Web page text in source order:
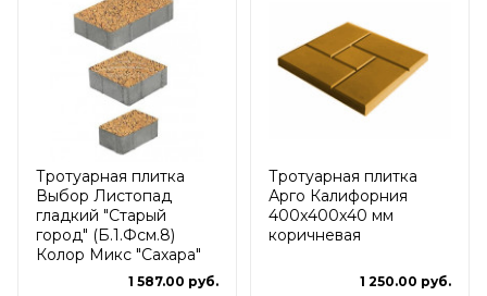
Тротуарная плитка
Выбор Листопад
гладкий "Старый
город" (Б.1.Фсм.8)
Колор Микс "Сахара"
1 587.00 руб.
Тротуарная плитка
Арго Калифорния
400x400x40 мм
коричневая
1 250.00 руб.